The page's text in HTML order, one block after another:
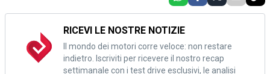
RICEVI LE NOSTRE NOTIZIE
Il mondo dei motori corre veloce: non restare
indietro. Iscriviti per ricevere il nostro recap
settimanale con i test drive esclusivi, le analisi